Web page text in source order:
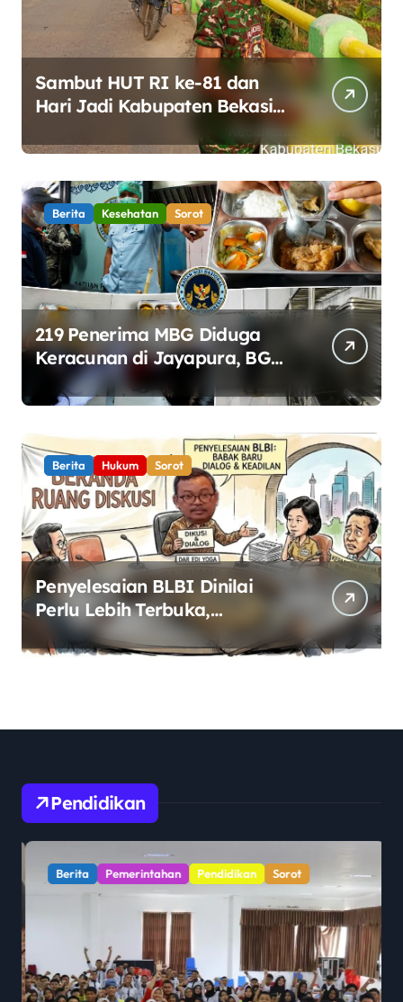
Sambut HUT RI ke-81 dan
Hari Jadi Kabupaten Bekasi
ke-76, Pemdes Muara bakti
Gotong Royong Percantik
Jembatan CBL
Berita Kesehatan Sorot
219 Penerima MBG Diduga
Keracunan di Jayapura, BGN
Perketat Pengawasan
Keamanan Pangan
Berita Hukum Sorot
Penyelesaian BLBI Dinilai
Perlu Lebih Terbuka,
Pemerintah Diminta Buka
Ruang Dialog
Pendidikan
Berita Pemerintahan Pendidikan Sorot